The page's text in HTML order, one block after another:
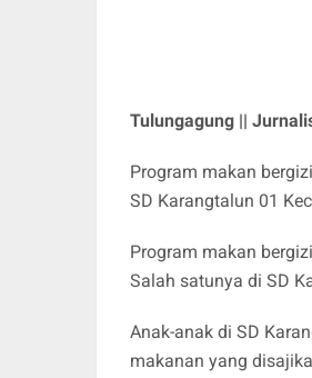
Tulungagung ||
Program makan
SD Karangtalun 01
Program makan
Salah satunya di SD
Anak-anak di SD
makanan yang